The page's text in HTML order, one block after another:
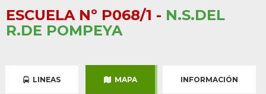
ESCUELA Nº P068/1 - N.S.DEL
R.DE POMPEYA
LINEAS MAPA INFORMACIÓN